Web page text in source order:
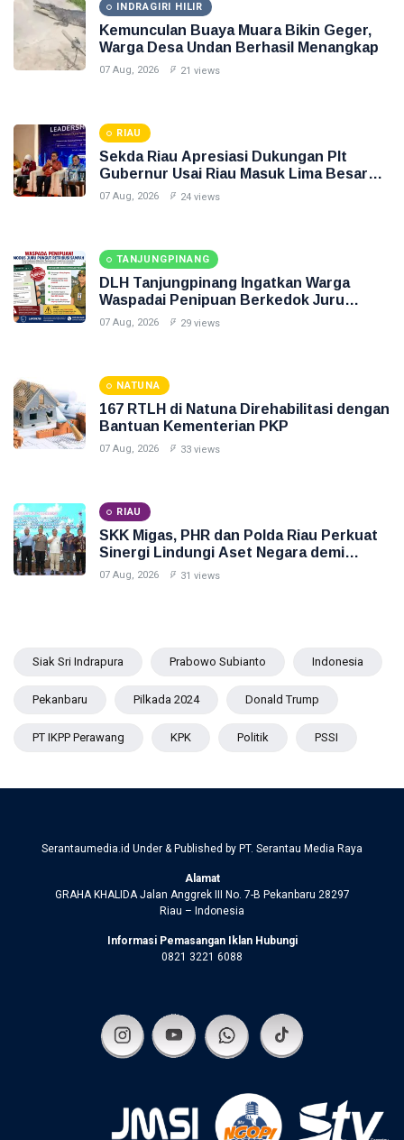
INDRAGIRI HILIR
Kemunculan Buaya Muara Bikin Geger,
Warga Desa Undan Berhasil Menangkap
07 Aug, 2026 21 views
RIAU
Sekda Riau Apresiasi Dukungan Plt
Gubernur Usai Riau Masuk Lima Besar
ADLG Awards 2026
07 Aug, 2026 24 views
TANJUNGPINANG
DLH Tanjungpinang Ingatkan Warga
Waspadai Penipuan Berkedok Juru
Pungut Retribusi Sampah
07 Aug, 2026 29 views
NATUNA
167 RTLH di Natuna Direhabilitasi dengan
Bantuan Kementerian PKP
07 Aug, 2026 33 views
RIAU
SKK Migas, PHR dan Polda Riau Perkuat
Sinergi Lindungi Aset Negara demi
Menjaga Ketahanan Energi Nasional
07 Aug, 2026 31 views
Siak Sri Indrapura Prabowo Subianto Indonesia
Pekanbaru Pilkada 2024 Donald Trump
PT IKPP Perawang KPK Politik PSSI
Serantaumedia.id Under & Published by PT. Serantau Media Raya
Alamat
GRAHA KHALIDA Jalan Anggrek III No. 7-B Pekanbaru 28297
Riau – Indonesia
Informasi Pemasangan Iklan Hubungi
0821 3221 6088